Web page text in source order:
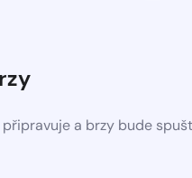
a brzy bude